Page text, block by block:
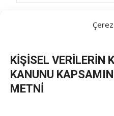
Çerez
KİŞİSEL VERİLERİN
KANUNU
METNİ
Post
Nazlı Ceylan Balduk